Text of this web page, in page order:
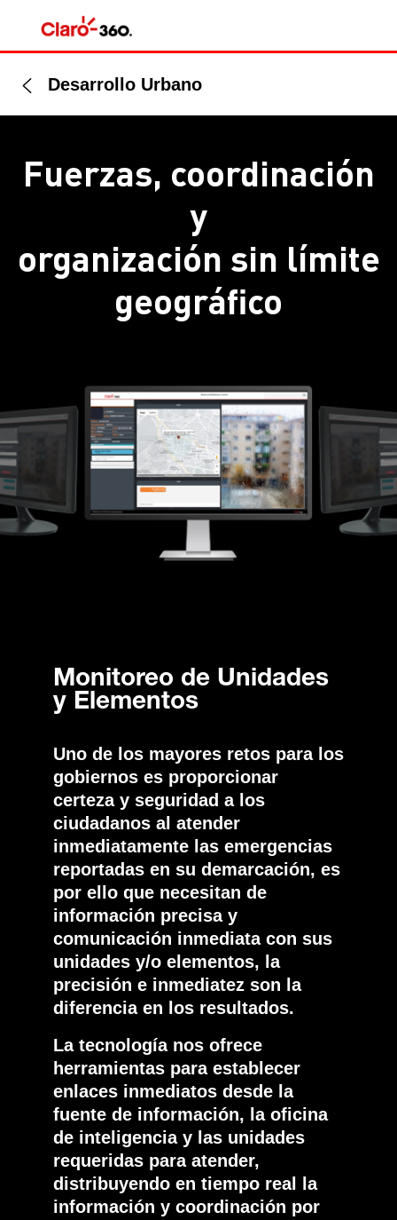
Desarrollo Urbano
Fuerzas, coordinación
y
organización sin límite
geográfico
Monitoreo de Unidades
y Elementos
Uno de los mayores retos para los
gobiernos es proporcionar
certeza y seguridad a los
ciudadanos al atender
inmediatamente las emergencias
reportadas en su demarcación, es
por ello que necesitan de
información precisa y
comunicación inmediata con sus
unidades y/o elementos, la
precisión e inmediatez son la
diferencia en los resultados.
La tecnología nos ofrece
herramientas para establecer
enlaces inmediatos desde la
fuente de información, la oficina
de inteligencia y las unidades
requeridas para atender,
distribuyendo en tiempo real la
información y coordinación por